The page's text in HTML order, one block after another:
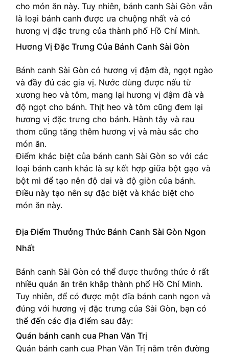
cho món ăn này. Tuy nhiên, bánh canh Sài Gòn vẫn
là loại bánh canh được ưa chuộng nhất và có
hương vị đặc trưng của thành phố Hồ Chí Minh.
Hương Vị Đặc Trưng Của Bánh Canh Sài Gòn
Bánh canh Sài Gòn có hương vị đậm đà, ngọt ngào
và đầy đủ các gia vị. Nước dùng được nấu từ
xương heo và tôm, mang lại hương vị đậm đà và
độ ngọt cho bánh. Thịt heo và tôm cũng đem lại
hương vị đặc trưng cho bánh. Hành tây và rau
thơm cũng tăng thêm hương vị và màu sắc cho
món ăn.
Điểm khác biệt của bánh canh Sài Gòn so với các
loại bánh canh khác là sự kết hợp giữa bột gạo và
bột mì để tạo nên độ dai và độ giòn của bánh.
Điều này tạo nên sự đặc biệt và khác biệt cho
món ăn này.
Địa Điểm Thưởng Thức Bánh Canh Sài Gòn Ngon
Nhất
Bánh canh Sài Gòn có thể được thưởng thức ở rất
nhiều quán ăn trên khắp thành phố Hồ Chí Minh.
Tuy nhiên, để có được một đĩa bánh canh ngon và
đúng với hương vị đặc trưng của Sài Gòn, bạn có
thể đến các địa điểm sau đây:
Quán bánh canh cua Phan Văn Trị
Quán bánh canh cua Phan Văn Trị nằm trên đường